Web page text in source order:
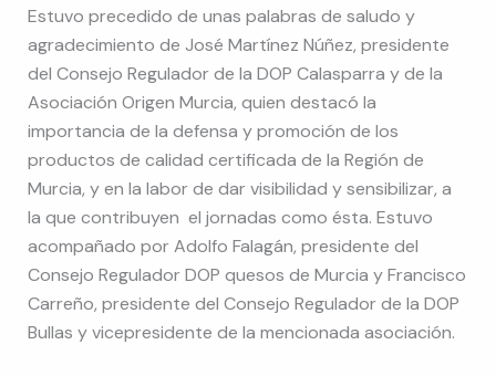
Estuvo precedido de unas palabras de saludo y
agradecimiento de José Martínez Núñez, presidente
del Consejo Regulador de la DOP Calasparra y de la
Asociación Origen Murcia, quien destacó la
importancia de la defensa y promoción de los
productos de calidad certificada de la Región de
Murcia, y en la labor de dar visibilidad y sensibilizar, a
la que contribuyen el jornadas como ésta. Estuvo
acompañado por Adolfo Falagán, presidente del
Consejo Regulador DOP quesos de Murcia y Francisco
Carreño, presidente del Consejo Regulador de la DOP
Bullas y vicepresidente de la mencionada asociación.